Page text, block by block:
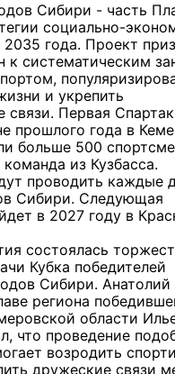
Сибири - часть
социально-
года. Проект
к систематическим
и укрепить
связи. Первая
прошлого года в
больше 500
из Кузбасса.
проводить каждые
Сибири. Следующая
в 2027 году в
состоялась
Кубка победителей
Сибири.
региона
области
что проведение
возродить
дружеские связи